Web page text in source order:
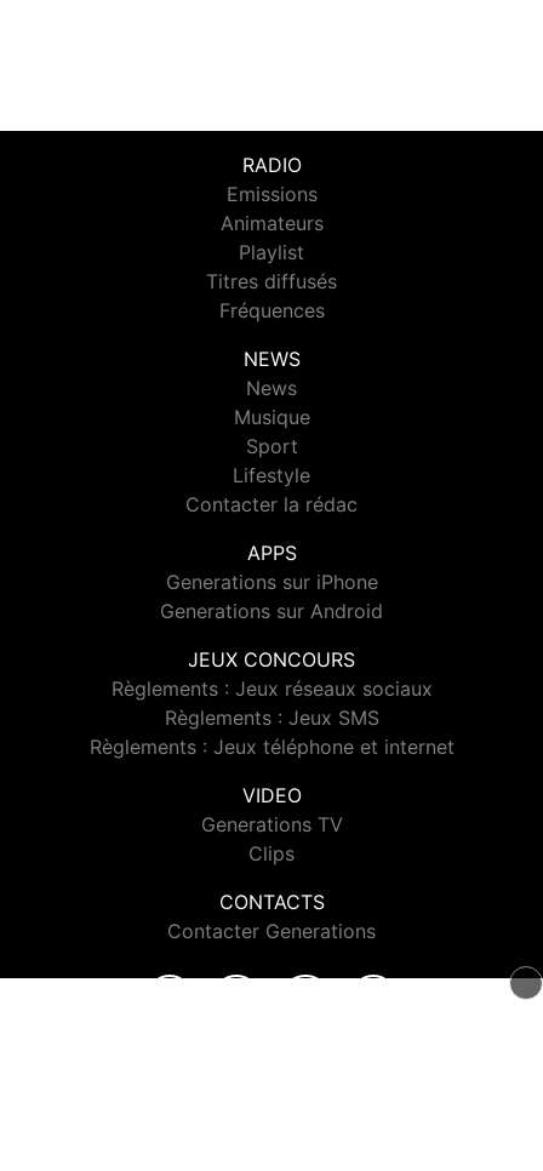
RADIO
Emissions
Animateurs
Playlist
Titres diffusés
Fréquences
NEWS
News
Musique
Sport
Lifestyle
Contacter la rédac
APPS
Generations sur iPhone
Generations sur Android
JEUX CONCOURS
Règlements : Jeux réseaux sociaux
Règlements : Jeux SMS
Règlements : Jeux téléphone et internet
VIDEO
Generations TV
Clips
CONTACTS
Contacter Generations